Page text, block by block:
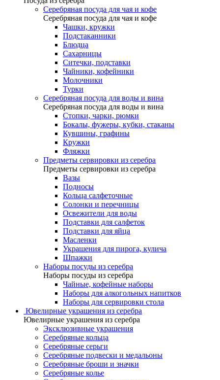
Серебряная посуда для чая и кофе
Серебряная посуда для чая и кофе
Чашки, кружки
Подстаканники
Блюдца
Сахарницы
Ситечки, подставки
Чайники, кофейники
Молочники
Турки
Серебряная посуда для воды и вина
Серебряная посуда для воды и вина
Стопки, чарки, рюмки
Бокалы, фужеры, кубки, стаканы
Кувшины, графины
Кружки
Фляжки
Предметы сервировки из серебра
Предметы сервировки из серебра
Вазы
Подносы
Кольца салфеточные
Солонки и перечницы
Освежители для воды
Подставки для салфеток
Подставки для яйца
Масленки
Украшения для пирога, кулича
Шпажки
Наборы посуды из серебра
Наборы посуды из серебра
Чайные, кофейные наборы
Наборы для алкогольных напитков
Наборы для сервировки стола
Ювелирные украшения из серебра
Ювелирные украшения из серебра
Эксклюзивные украшения
Серебряные кольца
Серебряные серьги
Серебряные подвески и медальоны
Серебряные броши и значки
Серебряные колье